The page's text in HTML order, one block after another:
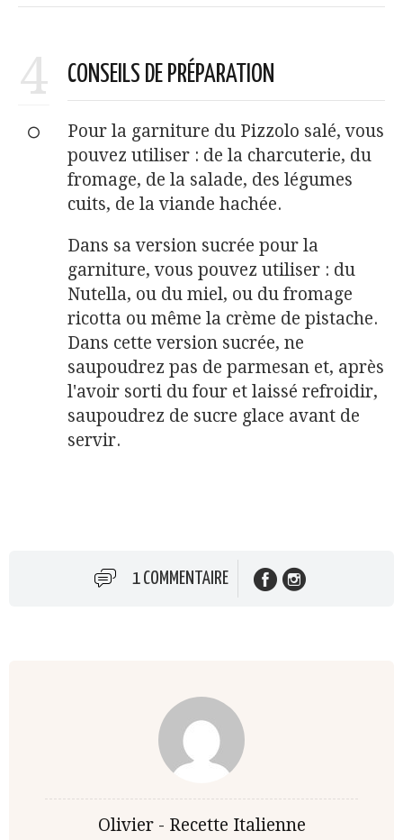
4 CONSEILS DE PRÉPARATION
Pour la garniture du Pizzolo salé, vous
pouvez utiliser : de la charcuterie, du
fromage, de la salade, des légumes
cuits, de la viande hachée.
Dans sa version sucrée pour la
garniture, vous pouvez utiliser : du
Nutella, ou du miel, ou du fromage
ricotta ou même la crème de pistache.
Dans cette version sucrée, ne
saupoudrez pas de parmesan et, après
l'avoir sorti du four et laissé refroidir,
saupoudrez de sucre glace avant de
servir.
1 COMMENTAIRE
Olivier - Recette Italienne